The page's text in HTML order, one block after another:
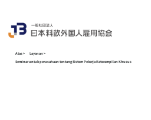
Atas> Layanan>
Seminar untuk perusahaan tentang Sistem Pekerja Keterampilan Khusus